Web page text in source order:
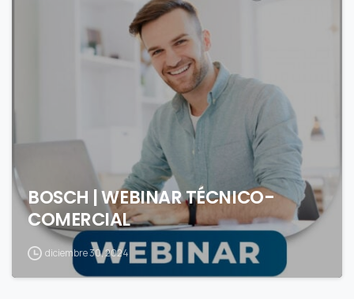
BOSCH | WEBINAR TÉCNICO-
COMERCIAL
diciembre 30, 2024